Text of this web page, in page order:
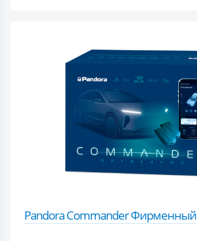
Pandora Commander Фирменный